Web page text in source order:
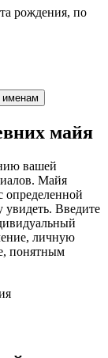
рождения, по
именам
майя
вашей
Майя
определенной
увидеть. Введите
личную
понятным